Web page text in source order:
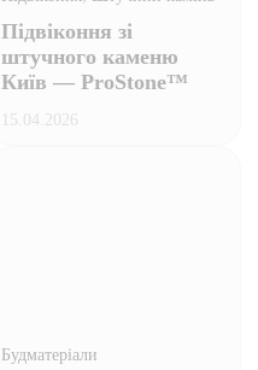
Підвіконня зі
штучного каменю
Київ — ProStone™
15.04.2026
Будматеріали